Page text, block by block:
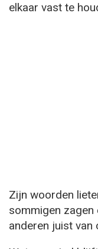
elkaar vast te
Zijn woorden
sommigen zagen
anderen juist van